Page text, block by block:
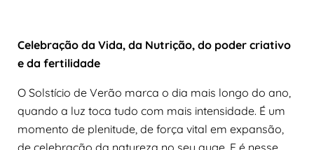
Celebração da Vida, da Nutrição, do poder criativo
e da fertilidade
O Solstício de Verão marca o dia mais longo do ano,
quando a luz toca tudo com mais intensidade. É um
momento de plenitude, de força vital em expansão,
de celebração da natureza no seu auge. E é nesse